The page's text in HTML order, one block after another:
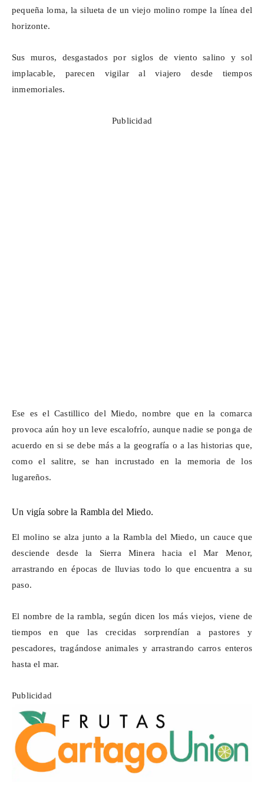
pequeña loma, la silueta de un viejo molino rompe la línea del
horizonte.
Sus muros, desgastados por siglos de viento salino y sol
implacable, parecen vigilar al viajero desde tiempos
inmemoriales.
Publicidad
Ese es el Castillico del Miedo, nombre que en la comarca
provoca aún hoy un leve escalofrío, aunque nadie se ponga de
acuerdo en si se debe más a la geografía o a las historias que,
como el salitre, se han incrustado en la memoria de los
lugareños.
Un vigía sobre la Rambla del Miedo.
El molino se alza junto a la Rambla del Miedo, un cauce que
desciende desde la Sierra Minera hacia el Mar Menor,
arrastrando en épocas de lluvias todo lo que encuentra a su
paso.
El nombre de la rambla, según dicen los más viejos, viene de
tiempos en que las crecidas sorprendían a pastores y
pescadores, tragándose animales y arrastrando carros enteros
hasta el mar.
Publicidad